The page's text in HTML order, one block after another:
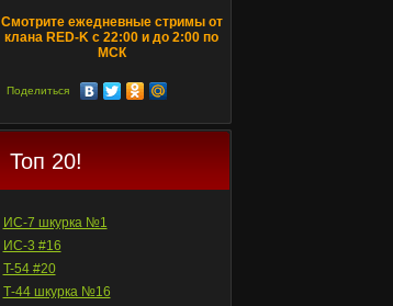
Смотрите ежедневные стримы от
клана RED-K с 22:00 и до 2:00 по
МСК
Поделиться
Топ 20!
ИС-7 шкурка №1
ИС-3 #16
T-54 #20
Т-44 шкурка №16